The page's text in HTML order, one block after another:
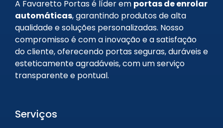
A Favaretto Portas é líder em portas de enrolar
automáticas, garantindo produtos de alta
qualidade e soluções personalizadas. Nosso
compromisso é com a inovação e a satisfação
do cliente, oferecendo portas seguras, duráveis e
esteticamente agradáveis, com um serviço
transparente e pontual.
Serviços